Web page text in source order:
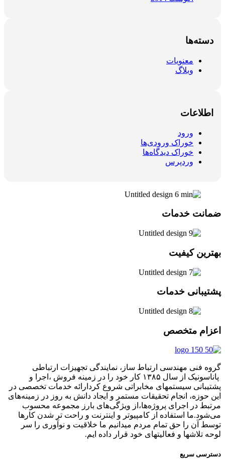
دسته‌ها
معنویات
وبلاگ
اطلاعات
ورود
خوراک ورودی‌ها
خوراک دیدگاه‌ها
وردپرس
ضمانت خدمات
بهترین کیفیت
پشتیبانی خدمات
اعزام متخصص
گروه فنی مهندسی ارتباط ساز، نمایندگی تجهیزات ارتباطی
پاناسونیک از سال ۱۳۸۵ کار خود را در زمینه فروش ،اجرا و
پشتیبانی سیستمهای مخابراتی شروع کردارائه خدمات تخصصی در
این حوزه، انجام تحقیقات مستمر و ایجاد دانش به‌ روز در زمینه‌های
مرتبط در اجرای پروژه‌ها،از ویژگی‌های بارز مجموعه محسوب
می‌شود.ما استفاده از کامپیوتر و اینترنت و راحت تر شدن کارها
توسط آن را حق تمام مردم میدانیم ما خلاقیت و نوآوری را سر
لوحه تلاشها و فعالیتهای خود قرار داده ایم.
دسترسی سریع